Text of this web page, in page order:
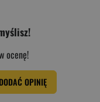
ocenę!
OPINIĘ